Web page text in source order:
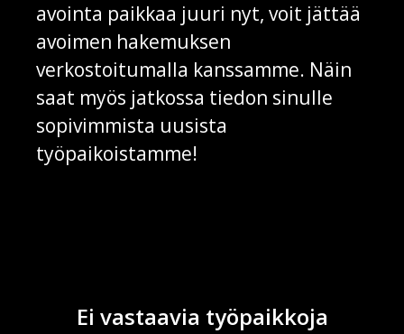
avointa paikkaa juuri nyt, voit jättää
avoimen hakemuksen
verkostoitumalla kanssamme. Näin
saat myös jatkossa tiedon sinulle
sopivimmista uusista
työpaikoistamme!
Ei vastaavia työpaikkoja